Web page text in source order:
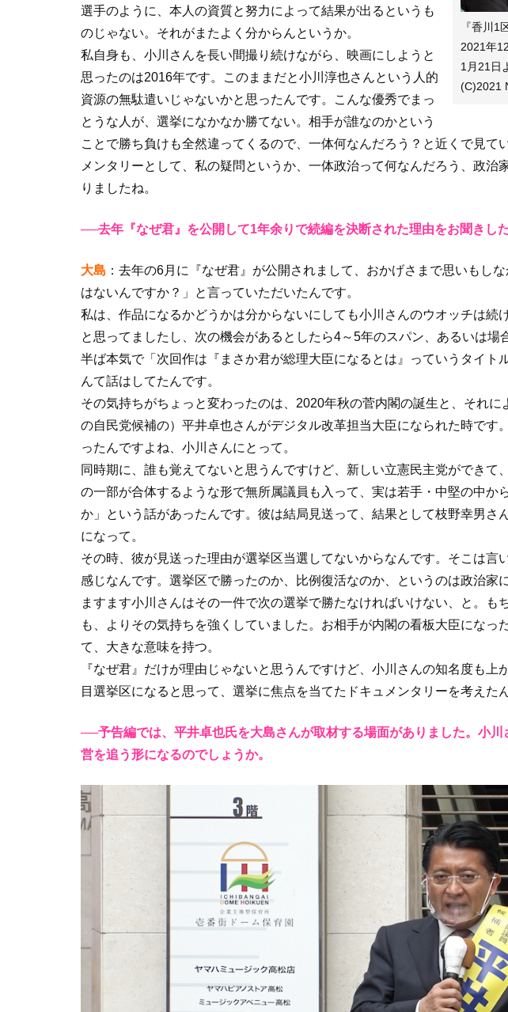
『香川1
2021年
1月21日
(C)2021
選手のように、本人の資質と努力によって結果が出るというも
のじゃない。それがまたよく分からんというか。
私自身も、小川さんを長い間撮り続けながら、映画にしようと
思ったのは2016年です。このままだと小川淳也さんという人的
資源の無駄遣いじゃないかと思ったんです。こんな優秀でまっ
とうな人が、選挙になかなか勝てない。相手が誰なのかという
ことで勝ち負けも全然違ってくるので、一体何なんだろう？と近くで見て
メンタリーとして、私の疑問というか、一体政治って何なんだろう、政治
りましたね。
──去年『なぜ君』を公開して1年余りで続編を決断された理由をお聞きした
大島 ：去年の6月に『なぜ君』が公開されまして、おかげさまで思いもし
はないんですか？」と言っていただいたんです。
私は、作品になるかどうかは分からないにしても小川さんのウオッチは続
と思ってましたし、次の機会があるとしたら4～5年のスパン、あるいは場
半ば本気で「次回作は『まさか君が総理大臣になるとは』っていうタイト
んて話はしてたんです。
その気持ちがちょっと変わったのは、2020年秋の菅内閣の誕生と、それに
の自民党候補の）平井卓也さんがデジタル改革担当大臣になられた時です
ったんですよね、小川さんにとって。
同時期に、誰も覚えてないと思うんですけど、新しい立憲民主党ができて
の一部が合体するような形で無所属議員も入って、実は若手・中堅の中か
か」という話があったんです。彼は結局見送って、結果として枝野幸男さ
になって。
その時、彼が見送った理由が選挙区当選してないからなんです。そこは言
感じなんです。選挙区で勝ったのか、比例復活なのか、というのは政治家
ますます小川さんはその一件で次の選挙で勝たなければいけない、と。も
も、よりその気持ちを強くしていました。お相手が内閣の看板大臣になっ
て、大きな意味を持つ。
『なぜ君』だけが理由じゃないと思うんですけど、小川さんの知名度も上
目選挙区になると思って、選挙に焦点を当てたドキュメンタリーを考えた
──予告編では、平井卓也氏を大島さんが取材する場面がありました。小
営を追う形になるのでしょうか。